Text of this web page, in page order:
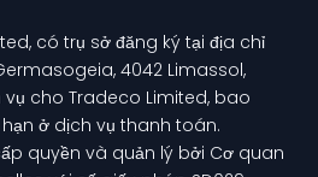
có trụ sở đăng ký tại địa chỉ
4042 Limassol,
cho Tradeco Limited, bao
ở dịch vụ thanh toán.
quyền và quản lý bởi Cơ quan